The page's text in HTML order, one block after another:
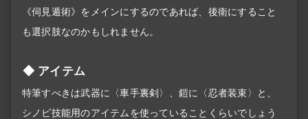
《伺見遁術》をメインにするのであれば、後衛にすること
も選択肢なのかもしれません。
アイテム
特筆すべきは武器に〈車手裏剣〉、鎧に〈忍者装束〉と、
シノビ技能用のアイテムを使っていることくらいでしょう